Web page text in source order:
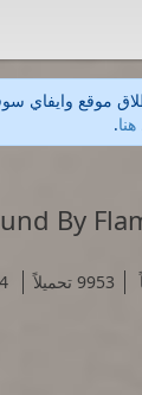
موقع وايفاي
.
9953 تحميلاً